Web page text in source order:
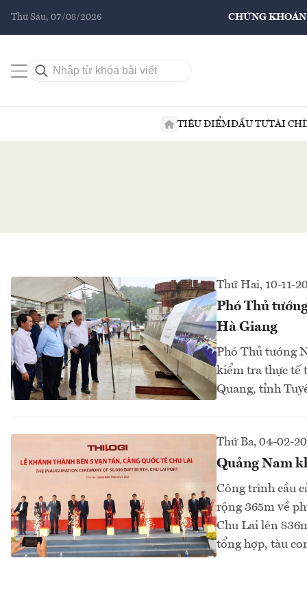
Thứ Sáu, 07/08/2026 CHỨNG KHOÁN
TIÊU ĐIỂMĐẦU TƯTÀI
Thứ Hai, 10-11-
Phó Thủ
Hà Giang
Phó Thủ tướng
kiểm tra thực tế
Quang, tỉnh
Thứ Ba, 04-02-
Quảng Nam
Công trình cầu
rộng 365m về
Chu Lai lên
tổng hợp, tàu